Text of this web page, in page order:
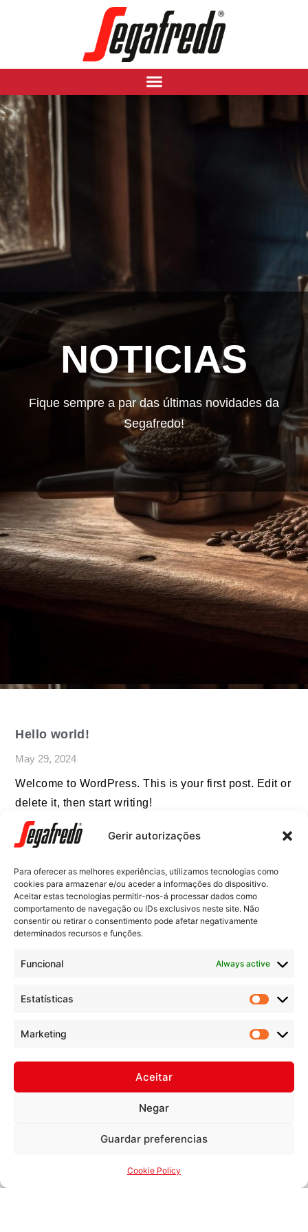
Gerir autorizações
Para oferecer as melhores experiências, utilizamos tecnologias como
cookies para armazenar e/ou aceder a informações do dispositivo.
Aceitar estas tecnologias permitir-nos-á processar dados como
comportamento de navegação ou IDs exclusivos neste site. Não
consentir ou retirar o consentimento pode afetar negativamente
determinados recursos e funções.
Funcional Always active
Estatísticas
Marketing
Aceitar
Negar
Guardar preferencias
Cookie Policy
NOTICIAS
Fique sempre a par das últimas novidades da
Segafredo!
Hello world!
May 29, 2024
Welcome to WordPress. This is your first post. Edit or
delete it, then start writing!
Massimo Zanetti Beverage Iberia, S. A. |
Rua das Fontaínhas, 74 – Venda Nova,
2700-391 Amadora | Commercial Contact
Contacts
Rua das Fontaínhas, 74 – Venda Nova,
2700-391 Amadora
(+351) 214 968 500 (*)